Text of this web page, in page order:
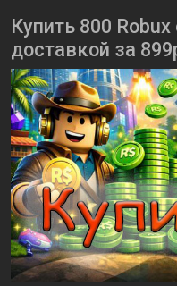
Купить 800
доставкой за